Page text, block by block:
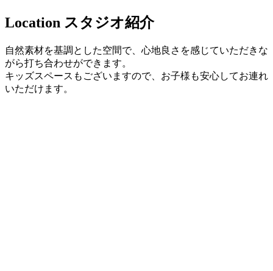
Location スタジオ紹介
自然素材を基調とした空間で、心地良さを感じていただきな
がら打ち合わせができます。
キッズスペースもございますので、お子様も安心してお連れ
いただけます。